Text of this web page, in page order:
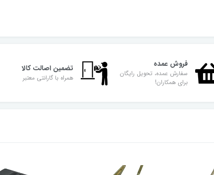
فروش عمده
سفارش عمده، تحویل رایگان
برای همکاران!
تضمین اصالت کالا
همراه با گارانتی معتبر